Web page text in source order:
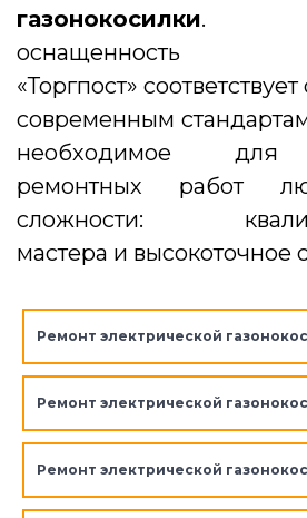
газонокосилки.
«Торгпост»
современным
необходимое для
ремонтных работ
сложности:
мастера и высокоточное
Ремонт электрической
Ремонт электрической
Ремонт электрической